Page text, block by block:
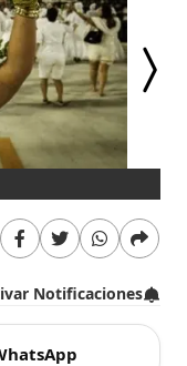
Notificaciones